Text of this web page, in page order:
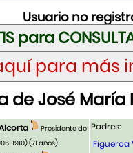
Usuario no
de José
Presidente de
1910)(71 años)
Padres:
Figueroa